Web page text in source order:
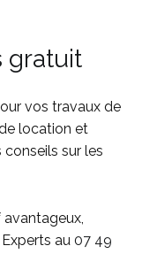
gratuit
vos travaux de
location et
sur les
au 07 49